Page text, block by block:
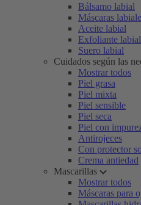
Bálsamo labial
Máscaras
Aceite labial
Exfoliante labial
Suero labial
Cuidados según las
Mostrar todos
Piel grasa
Piel mixta
Piel sensible
Piel seca
Piel con
Antirojeces
Con protector
Crema antiedad
Mascarillas
Mostrar todos
Máscaras para